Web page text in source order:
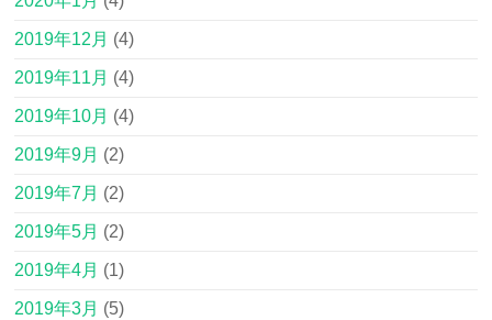
2019年12月 (4)
2019年11月 (4)
2019年10月 (4)
2019年9月 (2)
2019年7月 (2)
2019年5月 (2)
2019年4月 (1)
2019年3月 (5)